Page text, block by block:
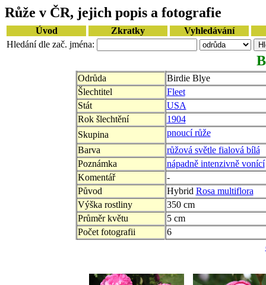
Růže v ČR, jejich popis a fotografie
Úvod Zkratky
Vyhledávání
Hledání dle zač. jména:
Odrůda
Birdie Blye
Šlechtitel
Fleet
Stát
USA
Rok šlechtění
1904
Skupina
pnoucí růže
Barva
růžová světle fialová bílá
Poznámka
nápadně intenzivně vonící
Komentář
-
Původ
Hybrid Rosa multiflora
Výška rostliny
350 cm
Průměr květu
5 cm
Počet fotografii
6